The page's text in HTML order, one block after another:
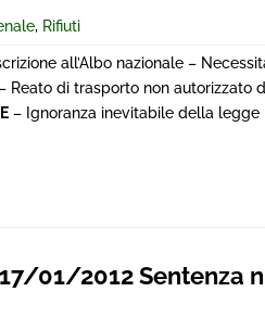
, Rifiuti
all’Albo nazionale –
Reato di trasporto non autorizzato
– Ignoranza inevitabile della
17/01/2012 Sentenza